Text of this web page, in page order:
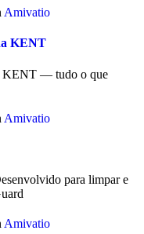
Amivatio
KENT
KENT — tudo o que
Amivatio
para limpar e
Amivatio